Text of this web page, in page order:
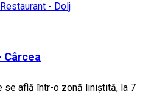
Restaurant - Dolj
se află într-o zonă liniștită, la 7